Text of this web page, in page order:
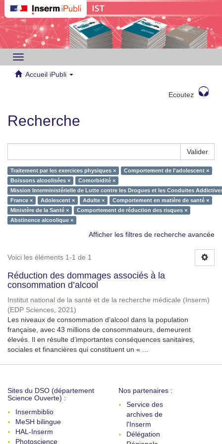
Toggle
navigation
Accueil iPubli
Ecoutez
Recherche
Valider
Traitement par les exercices physiques ×
Comportement de l'adolescent ×
Boissons alcoolisées ×
Comorbidité ×
Mission Interministérielle de Lutte contre les Drogues et les Conduites
France ×
Adolescent × Adulte ×
Comportement en matière de santé ×
Ministère de la Santé ×
Comportement de réduction des risques ×
Abstinence alcoolique ×
Afficher les filtres de recherche avancée
Voici les éléments 1-1 de 1
Réduction des dommages associés à la
consommation d’alcool
Institut national de la santé et de la recherche médicale (Inserm)
(EDP Sciences, 2021)
Les niveaux de consommation d’alcool dans la population
française, avec 43 millions de consommateurs, demeurent
élevés. Il en résulte d’importantes conséquences sanitaires,
sociales et financières qui constituent un « ...
Sites du DSO (département
Science Ouverte) :
Insermbiblio
MeSH bilingue
HAL-Inserm
Photoscience
Nos partenaires :
Service des
archives de
l'Inserm
Délégation